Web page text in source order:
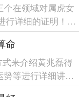
在领域对属虎女
行详细的证明！各
命
来介绍黄兆磊得
等进行详细讲清